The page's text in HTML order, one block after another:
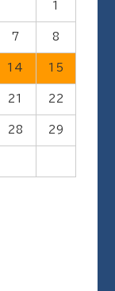
1
7 8
14 15
21 22
28 29